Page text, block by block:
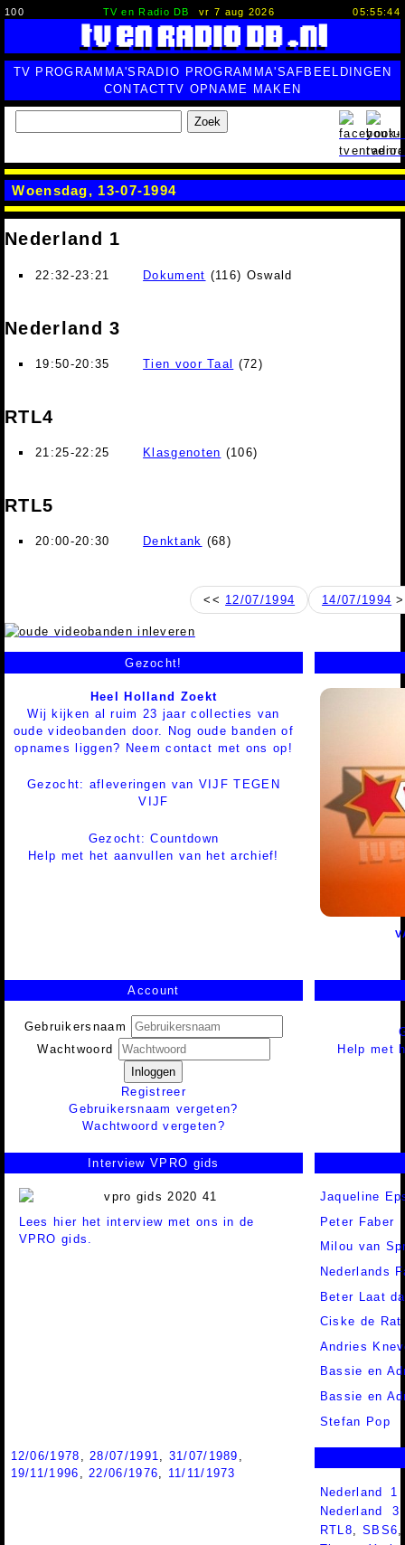
100 TV en Radio DB vr 7 aug 2026 05:55:45
TV PROGRAMMA'S RADIO PROGRAMMA'SAFBEELDINGEN
CONTACTTV OPNAME MAKEN
Zoek
Woensdag, 13-07-1994
Nederland 1
22:32-23:21 Dokument (116) Oswald
Nederland 3
19:50-20:35 Tien voor Taal (72)
RTL4
21:25-22:25 Klasgenoten (106)
RTL5
20:00-20:30 Denktank (68)
<< 12/07/1994 14/07/1994
Gezocht!
Heel Holland Zoekt
Wij kijken al ruim 23 jaar collecties van
oude videobanden door. Nog oude banden of
opnames liggen? Neem contact met ons op!
Gezocht: afleveringen van VIJF TEGEN
VIJF
Gezocht: Countdown
Help met het aanvullen van het archief!
Account
Gebruikersnaam
Wachtwoord
Inloggen
Registreer
Gebruikersnaam vergeten?
Wachtwoord vergeten?
Help met
Interview VPRO gids
Lees hier het interview met ons in de
VPRO gids.
Jaqueline
Peter Faber
Milou van
Nederlands
Beter Laat
Ciske de Rat
Andries
Bassie en
Bassie en
Stefan Pop
12/06/1978 28/07/1991 31/07/1989
19/11/1996
22/06/1976
11/11/1973
Nederland
Nederland
RTL8,SBS6